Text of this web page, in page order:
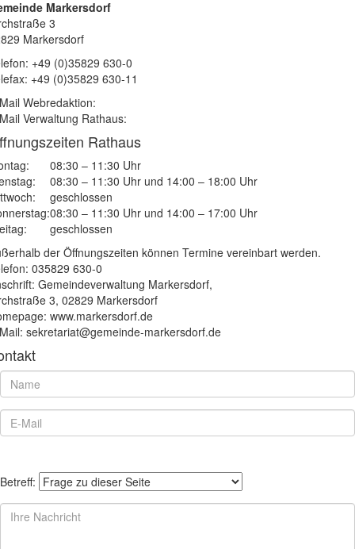
Markersdorf
3
Markersdorf
+49 (0)35829 630-0
+49 (0)35829 630-11
Webredaktion:
Verwaltung Rathaus:
Rathaus
08:30 – 11:30 Uhr
08:30 – 11:30 Uhr und 14:00 – 18:00 Uhr
geschlossen
08:30 – 11:30 Uhr und 14:00 – 17:00 Uhr
geschlossen
der Öffnungszeiten können Termine vereinbart werden.
035829 630-0
Gemeindeverwaltung Markersdorf,
3, 02829 Markersdorf
www.markersdorf.de
sekretariat@gemeinde-markersdorf.de
Betreff: